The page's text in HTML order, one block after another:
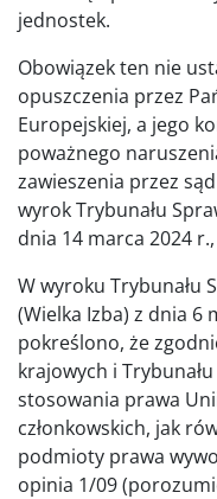
jednostek.
Obowiązek ten nie
opuszczenia przez
Europejskiej, a jego
poważnego
zawieszenia przez
wyrok Trybunału
dnia 14 marca 2024
W wyroku Trybunału
(Wielka Izba) z dnia 6
pokreślono, że
krajowych i
stosowania prawa
członkowskich, jak
podmioty prawa
opinia 1/09